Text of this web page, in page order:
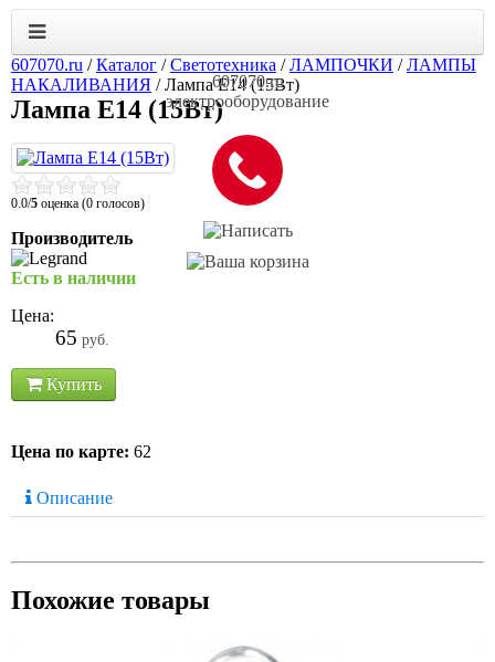
607070.ru
электрооборудование
607070.ru /Каталог /Светотехника /ЛАМПОЧКИ /ЛАМПЫ
НАКАЛИВАНИЯ /Лампа Е14 (15Вт)
Лампа Е14 (15Вт)
0.0/5 оценка (0 голосов)
Производитель
Есть в наличии
Цена:
65 руб.
Купить
Цена по карте: 62
Описание
Похожие товары